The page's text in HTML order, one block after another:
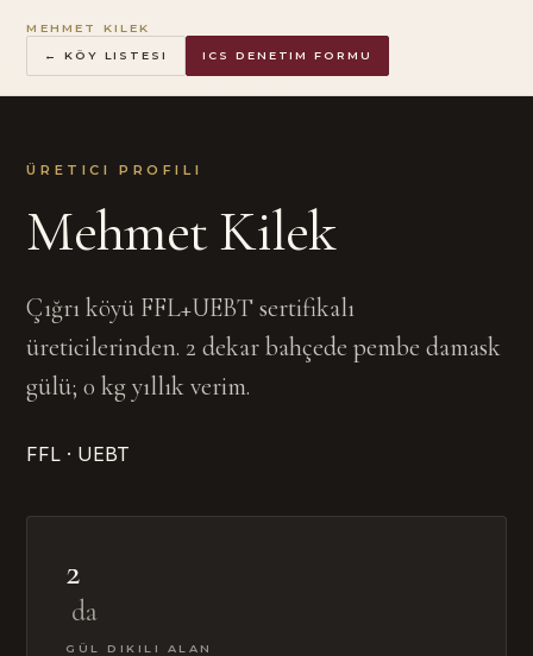
MEHMET KILEK
← KÖY LISTESI ICS DENETIM FORMU
ÜRETICI PROFILI
Mehmet Kilek
Çığrı köyü FFL+UEBT sertifikalı
üreticilerinden. 2 dekar bahçede pembe damask
gülü; 0 kg yıllık verim.
FFL · UEBT
2
da
GÜL DIKILI ALAN